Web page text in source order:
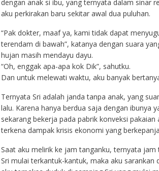
dengan anak si ibu, yang ternyata dalam sinar
aku perkirakan baru sekitar awal dua puluhan.
“Pak dokter, maaf ya, kami tidak dapat
terendam di bawah”, katanya dengan suara
hujan masih mendayu dayu.
“Oh, enggak apa-apa kok Dik”, sahutku.
Dan untuk melewati waktu, aku banyak
Ternyata Sri adalah janda tanpa anak, yang
lalu. Karena hanya berdua saja dengan ibunya
sekarang bekerja pada pabrik konveksi
terkena dampak krisis ekonomi yang
Saat aku melirik ke jam tanganku, ternyata
Sri mulai terkantuk-kantuk, maka aku